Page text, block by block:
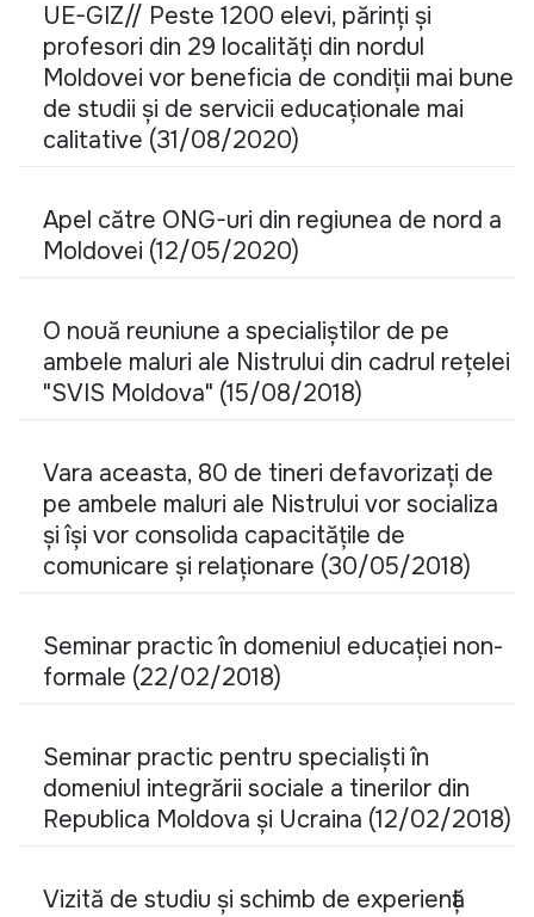
UE-GIZ// Peste 1200 elevi, părinți și
profesori din 29 localități din nordul
Moldovei vor beneficia de condiții mai bune
de studii și de servicii educaționale mai
calitative (31/08/2020)
Apel către ONG-uri din regiunea de nord a
Moldovei (12/05/2020)
O nouă reuniune a specialiștilor de pe
ambele maluri ale Nistrului din cadrul rețelei
"SVIS Moldova" (15/08/2018)
Vara aceasta, 80 de tineri defavorizați de
pe ambele maluri ale Nistrului vor socializa
și își vor consolida capacitățile de
comunicare și relaționare (30/05/2018)
Seminar practic în domeniul educației non-
formale (22/02/2018)
Seminar practic pentru specialiști în
domeniul integrării sociale a tinerilor din
Republica Moldova și Ucraina (12/02/2018)
Vizită de studiu și schimb de experiență